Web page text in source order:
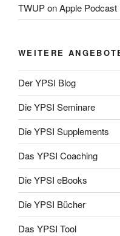
TWUP on Apple Podcast
WEITERE
Der YPSI Blog
Die YPSI Seminare
Die YPSI Supplements
Das YPSI Coaching
Die YPSI eBooks
Die YPSI Bücher
Das YPSI Tool